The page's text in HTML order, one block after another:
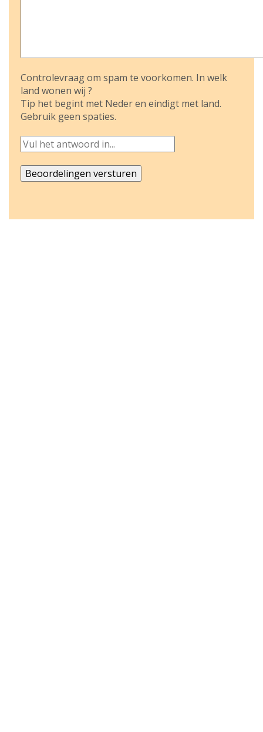
Controlevraag om spam te voorkomen. In welk
land wonen wij ?
Tip het begint met Neder en eindigt met land.
Gebruik geen spaties.